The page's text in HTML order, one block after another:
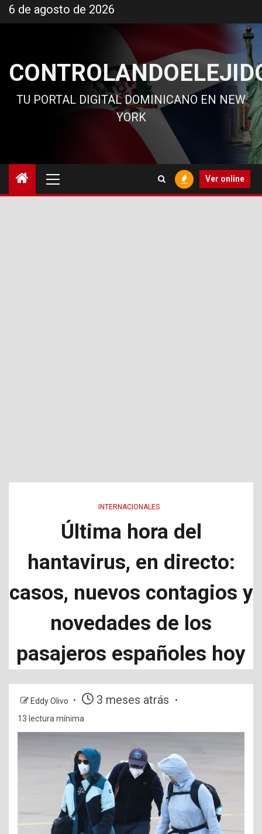
al
6 de agosto de 2026
TU PORTAL DIGITAL DOMINICANO EN NEW
YORK
principal
Ver online
INTERNACIONALES
Última hora del
hantavirus, en directo:
casos, nuevos contagios y
novedades de los
pasajeros españoles hoy
Eddy Olivo 3 meses atrás
13 lectura mínima